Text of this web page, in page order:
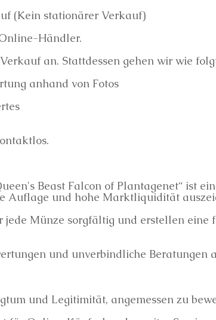
(Kein stationärer Verkauf)
Händler.
an. Stattdessen gehen wir wie
anhand von Fotos
Beast Falcon of Plantagenet“ ist
Auflage und hohe Marktliquidität
jede Münze sorgfältig und erstellen eine
und unverbindliche Beratungen
und Legitimität, angemessen zu